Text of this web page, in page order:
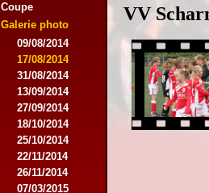
Coupe
Galerie photo
09/08/2014
17/08/2014
31/08/2014
13/09/2014
27/09/2014
18/10/2014
25/10/2014
22/11/2014
26/11/2014
07/03/2015
VV